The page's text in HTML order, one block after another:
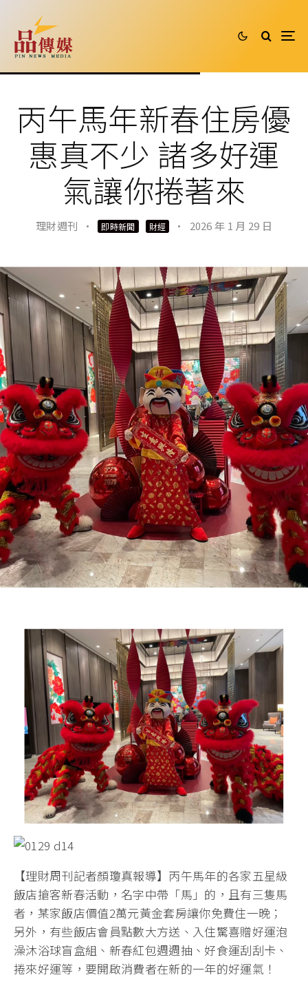
丙午馬年新春住房優
惠真不少 諸多好運
氣讓你捲著來
理財週刊 · 即時新聞 財經 · 2026 年 1 月 29 日
【理財周刊記者顏瓊真報導】丙午馬年的各家五星級
飯店搶客新春活動，名字中帶「馬」的，且有三隻馬
者，某家飯店價值2萬元黃金套房讓你免費住一晚；
另外，有些飯店會員點數大方送、入住驚喜贈好運泡
澡沐浴球盲盒組、新春紅包週週抽、好食運刮刮卡、
捲來好運等，要開啟消費者在新的一年的好運氣！